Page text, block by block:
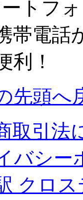
先頭へ
取引法
バシー
クロ